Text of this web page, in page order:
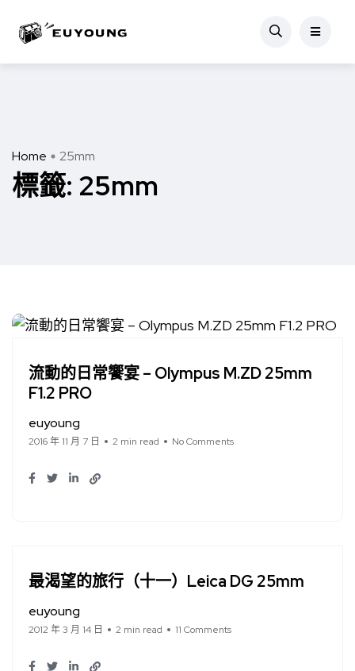
Home 25mm
標籤: 25mm
流動的日常饗宴 – Olympus M.ZD 25mm
F1.2 PRO
euyoung
2016 年 11 月 7 日 2 min read No Comments
最渴望的旅行（十一）Leica DG 25mm
euyoung
2012 年 3 月 14 日 2 min read 11 Comments